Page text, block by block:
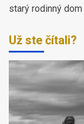
starý rodinný
Už ste čítali?